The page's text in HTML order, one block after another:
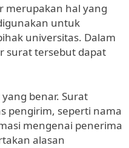
merupakan hal yang
untuk
universitas. Dalam
surat tersebut dapat
benar. Surat
pengirim, seperti nama
mengenai penerima
alasan